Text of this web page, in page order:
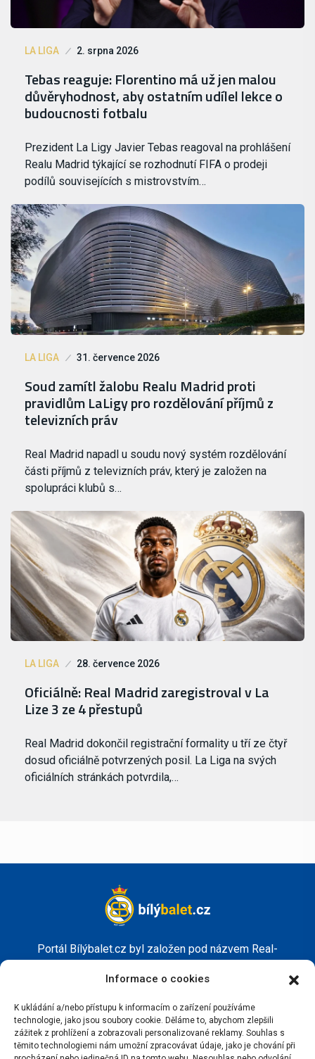
Informace o cookies
K ukládání a/nebo přístupu k informacím o zařízení používáme
technologie, jako jsou soubory cookie. Děláme to, abychom zlepšili
zážitek z prohlížení a zobrazovali personalizované reklamy. Souhlas s
těmito technologiemi nám umožní zpracovávat údaje, jako je chování při
LA LIGA 2. srpna 2026
Tebas reaguje: Florentino má už jen malou
důvěryhodnost, aby ostatním udílel lekce o
budoucnosti fotbalu
Prezident La Ligy Javier Tebas reagoval na prohlášení
Realu Madrid týkající se rozhodnutí FIFA o prodeji
podílů souvisejících s mistrovstvím…
LA LIGA 31. července 2026
Soud zamítl žalobu Realu Madrid proti
pravidlům LaLigy pro rozdělování příjmů z
televizních práv
Real Madrid napadl u soudu nový systém rozdělování
části příjmů z televizních práv, který je založen na
spolupráci klubů s…
LA LIGA 28. července 2026
Oficiálně: Real Madrid zaregistroval v La
Lize 3 ze 4 přestupů
Real Madrid dokončil registrační formality u tří ze čtyř
dosud oficiálně potvrzených posil. La Liga na svých
oficiálních stránkách potvrdila,…
Portál Bílýbalet.cz byl založen pod názvem Real-